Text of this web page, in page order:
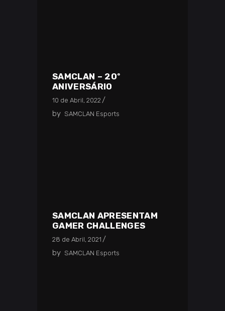
SAMCLAN – 20º
ANIVERSÁRIO
10 de Abril, 2022
by SAMCLAN Esports
SAMCLAN APRESENTAM
GAMER CHALLENGES
28 de Abril, 2021
by SAMCLAN Esports